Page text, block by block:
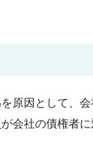
原因として、
会社の債権者